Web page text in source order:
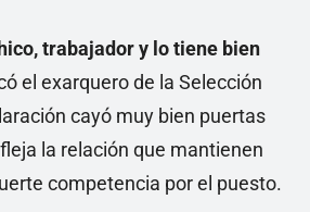
trabajador y lo tiene bien
el exarquero de la Selección
cayó muy bien puertas
la relación que mantienen
competencia por el puesto.